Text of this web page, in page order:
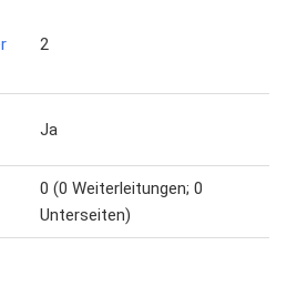
2
Ja
0 (0 Weiterleitungen; 0
Unterseiten)